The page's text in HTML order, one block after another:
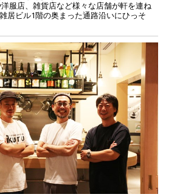
服店、雑貨店など様々な店舗が軒を連ね
居ビル1階の奥まった通路沿いにひっそ